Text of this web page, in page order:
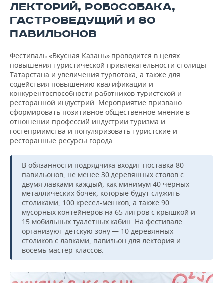
ЛЕКТОРИЙ, РОБОСОБАКА,
ГАСТРОВЕДУЩИЙ И 80
ПАВИЛЬОНОВ
Фестиваль «Вкусная Казань» проводится в целях
повышения туристической привлекательности столицы
Татарстана и увеличения турпотока, а также для
содействия повышению квалификации и
конкурентоспособности работников туристской и
ресторанной индустрий. Мероприятие призвано
сформировать позитивное общественное мнение в
отношении профессий индустрии туризма и
гостеприимства и популяризовать туристские и
ресторанные ресурсы города.
В обязанности подрядчика входит поставка 80
павильонов, не менее 30 деревянных столов с
двумя лавками каждый, как минимум 40 черных
металлических бочек, которые будут служить
столиками, 100 кресел-мешков, а также 90
мусорных контейнеров на 65 литров с крышкой и
15 мобильных туалетных кабин. На фестивале
организуют детскую зону — 10 деревянных
столиков с лавками, павильон для лектория и
восемь мастер-классов.